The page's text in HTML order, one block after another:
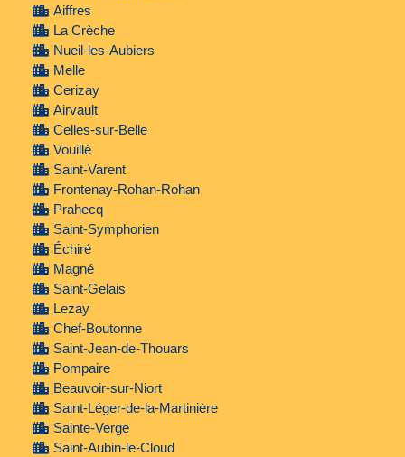
Aiffres
La Crèche
Nueil-les-Aubiers
Melle
Cerizay
Airvault
Celles-sur-Belle
Vouillé
Saint-Varent
Frontenay-Rohan-Rohan
Prahecq
Saint-Symphorien
Échiré
Magné
Saint-Gelais
Lezay
Chef-Boutonne
Saint-Jean-de-Thouars
Pompaire
Beauvoir-sur-Niort
Saint-Léger-de-la-Martinière
Sainte-Verge
Saint-Aubin-le-Cloud